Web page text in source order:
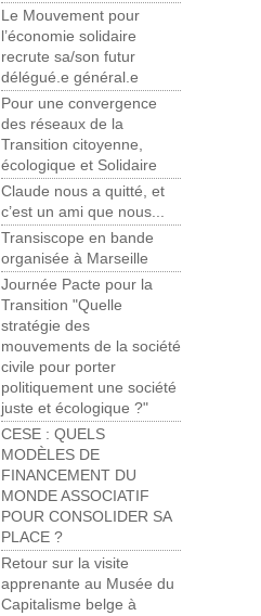
Le Mouvement pour
l’économie solidaire
recrute sa/son futur
délégué.e général.e
Pour une convergence
des réseaux de la
Transition citoyenne,
écologique et Solidaire
Claude nous a quitté, et
c’est un ami que nous...
Transiscope en bande
organisée à Marseille
Journée Pacte pour la
Transition "Quelle
stratégie des
mouvements de la société
civile pour porter
politiquement une société
juste et écologique ?"
CESE : QUELS
MODÈLES DE
FINANCEMENT DU
MONDE ASSOCIATIF
POUR CONSOLIDER SA
PLACE ?
Retour sur la visite
apprenante au Musée du
Capitalisme belge à